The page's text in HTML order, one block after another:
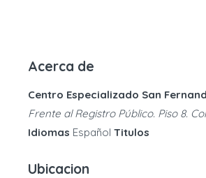
Acerca de
Centro Especializado San
Frente al Registro Público. Piso 8.
Idiomas Español Titulos
Ubicacion